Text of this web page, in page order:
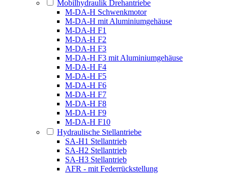
Mobilhydraulik Drehantriebe
M-DA-H Schwenkmotor
M-DA-H mit Aluminiumgehäuse
M-DA-H F1
M-DA-H F2
M-DA-H F3
M-DA-H F3 mit Aluminiumgehäuse
M-DA-H F4
M-DA-H F5
M-DA-H F6
M-DA-H F7
M-DA-H F8
M-DA-H F9
M-DA-H F10
Hydraulische Stellantriebe
SA-H1 Stellantrieb
SA-H2 Stellantrieb
SA-H3 Stellantrieb
AFR - mit Federrückstellung